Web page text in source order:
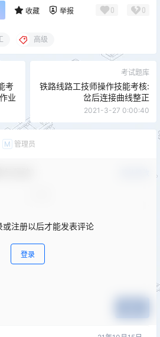
收藏 举报 0 0
高级
考
业
考试题库
铁路线路工技师操作技能考核:
岔后连接曲线整正
2021-3-27 0:00:40
M 管理员
或注册以后才能发表评论
登录